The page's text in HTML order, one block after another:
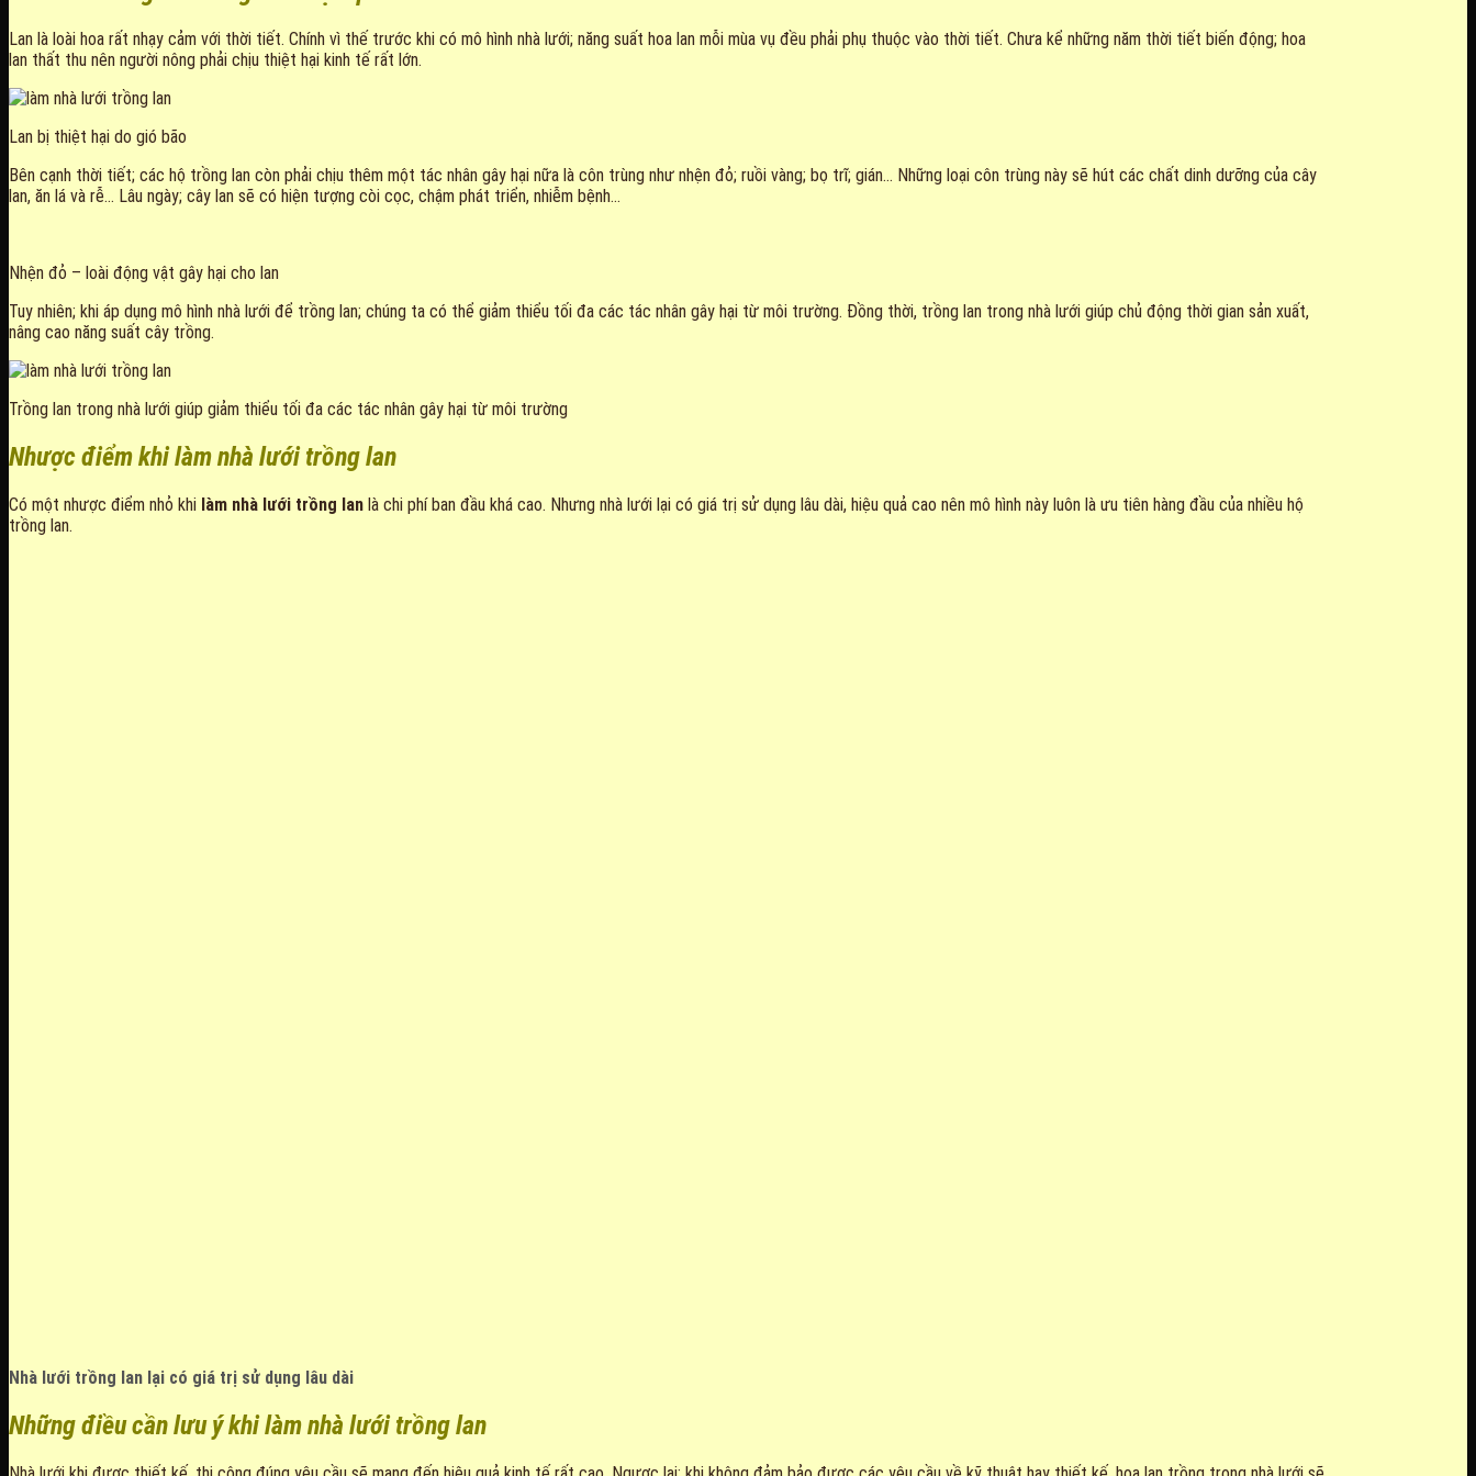
Lan là loài hoa rất nhạy cảm với thời tiết. Chính vì thế trước khi có mô hình nhà lưới; năng suất hoa lan mỗi mùa vụ đều phải phụ thuộc vào thời tiết. Chưa kể những năm thời tiết biến động; hoa
lan thất thu nên người nông phải chịu thiệt hại kinh tế rất lớn.
Lan bị thiệt hại do gió bão
Bên cạnh thời tiết; các hộ trồng lan còn phải chịu thêm một tác nhân gây hại nữa là côn trùng như nhện đỏ; ruồi vàng; bọ trĩ; gián… Những loại côn trùng này sẽ hút các chất dinh dưỡng của cây
lan, ăn lá và rễ… Lâu ngày; cây lan sẽ có hiện tượng còi cọc, chậm phát triển, nhiễm bệnh…
Nhện đỏ – loài động vật gây hại cho lan
Tuy nhiên; khi áp dụng mô hình nhà lưới để trồng lan; chúng ta có thể giảm thiểu tối đa các tác nhân gây hại từ môi trường. Đồng thời, trồng lan trong nhà lưới giúp chủ động thời gian sản xuất,
nâng cao năng suất cây trồng.
Trồng lan trong nhà lưới giúp giảm thiểu tối đa các tác nhân gây hại từ môi trường
Nhược điểm khi làm nhà lưới trồng lan
Có một nhược điểm nhỏ khi làm nhà lưới trồng lan là chi phí ban đầu khá cao. Nhưng nhà lưới lại có giá trị sử dụng lâu dài, hiệu quả cao nên mô hình này luôn là ưu tiên hàng đầu của nhiều hộ
trồng lan.
Nhà lưới trồng lan lại có giá trị sử dụng lâu dài
Những điều cần lưu ý khi làm nhà lưới trồng lan